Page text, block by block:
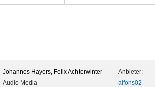
Johannes Hayers, Felix Achterwinter
Audio Media
Anbieter:
alfons02